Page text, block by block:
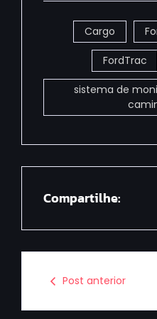
Cargo
FordTrac
sistema de
Compartilhe:
Post anterior